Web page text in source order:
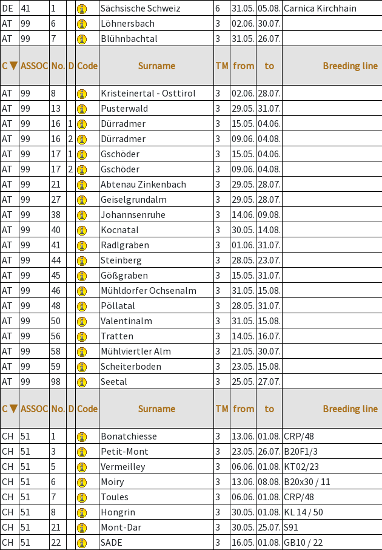
DE
41 1 Sächsische Schweiz 6 31.05. 05.08. Carnica Kirchhain
AT
99 6 Löhnersbach 3 02.06. 30.07.
AT
99 7 Blühnbachtal 3 31.05. 26.07.
C ▼ ASSOC No. D Code Surname TM from to Breeding line
AT
99 8 Kristeinertal - Osttirol 3 02.06. 28.07.
AT
99 13 Pusterwald 3 29.05. 31.07.
AT
99 16 1 Dürradmer 3 15.05. 04.06.
AT
99 16 2 Dürradmer 3 09.06. 04.08.
AT
99 17 1 Gschöder 3 15.05. 04.06.
AT
99 17 2 Gschöder 3 09.06. 04.08.
AT
99 21 Abtenau Zinkenbach 3 29.05. 28.07.
AT
99 27 Geiselgrundalm 3 29.05. 28.07.
AT
99 38 Johannsenruhe 3 14.06. 09.08.
AT
99 40 Kocnatal 3 30.05. 14.08.
AT
99 41 Radlgraben 3 01.06. 31.07.
AT
99 44 Steinberg 3 28.05. 23.07.
AT
99 45 Gößgraben 3 15.05. 31.07.
AT
99 46 Mühldorfer Ochsenalm 3 31.05. 15.08.
AT
99 48 Pöllatal 3 28.05. 31.07.
AT
99 50 Valentinalm 3 31.05. 15.08.
AT
99 56 Tratten 3 14.05. 16.07.
AT
99 58 Mühlviertler Alm 3 21.05. 30.07.
AT
99 59 Scheiterboden 3 23.05. 15.08.
AT
99 98 Seetal 3 25.05. 27.07.
C ▼ ASSOC No. D Code Surname TM from to Breeding line
CH
51 1 Bonatchiesse 3 13.06. 01.08. CRP/48
CH
51 3 Petit-Mont 3 23.05. 26.07. B20F1/3
CH
51 5 Vermeilley 3 06.06. 01.08. KT02/23
CH
51 6 Moiry 3 13.06. 08.08. B20x30 / 11
CH
51 7 Toules 3 06.06. 01.08. CRP/48
CH
51 8 Hongrin 3 30.05. 01.08. KL 14 / 50
CH
51 21 Mont-Dar 3 30.05. 25.07. S91
CH
51 22 SADE 3 16.05. 01.08. GB10 / 22